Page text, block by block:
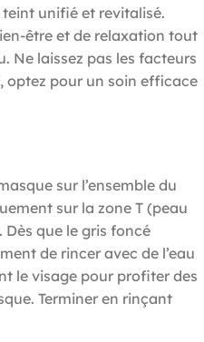
unifié et revitalisé.
être et de relaxation tout
Ne laissez pas les facteurs
optez pour un soin efficace
sur l’ensemble du
sur la zone T (peau
Dès que le gris foncé
de rincer avec de l’eau
le visage pour profiter des
Terminer en rinçant